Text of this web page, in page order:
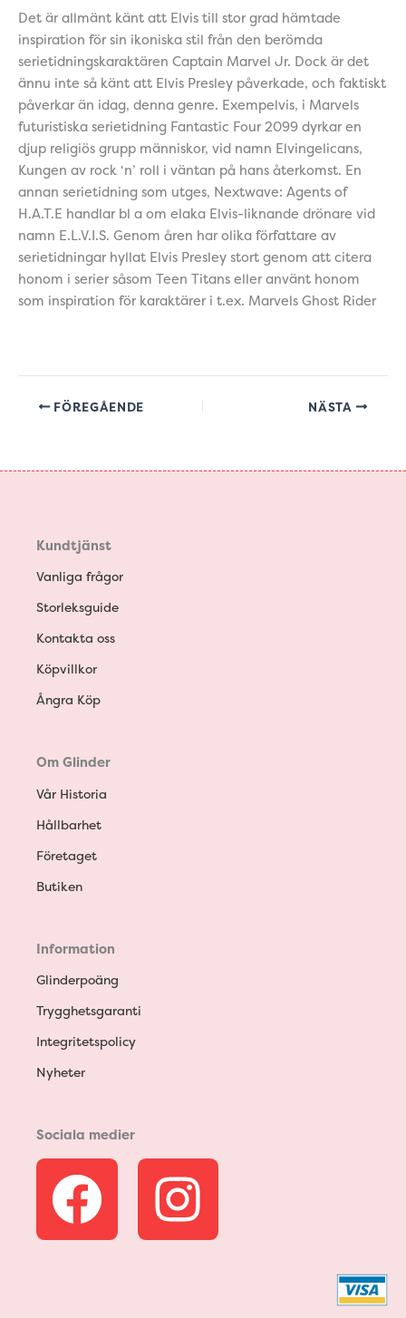
Det är allmänt känt att Elvis till stor grad hämtade
inspiration för sin ikoniska stil från den berömda
serietidningskaraktären Captain Marvel Jr. Dock är det
ännu inte så känt att Elvis Presley påverkade, och faktiskt
påverkar än idag, denna genre. Exempelvis, i Marvels
futuristiska serietidning Fantastic Four 2099 dyrkar en
djup religiös grupp människor, vid namn Elvingelicans,
Kungen av rock ‘n’ roll i väntan på hans återkomst. En
annan serietidning som utges, Nextwave: Agents of
H.A.T.E handlar bl a om elaka Elvis-liknande drönare vid
namn E.L.V.I.S. Genom åren har olika författare av
serietidningar hyllat Elvis Presley stort genom att citera
honom i serier såsom Teen Titans eller använt honom
som inspiration för karaktärer i t.ex. Marvels Ghost Rider
FÖREGÅENDE NÄSTA
Kundtjänst
Vanliga frågor
Storleksguide
Kontakta oss
Köpvillkor
Ångra Köp
Om Glinder
Vår Historia
Hållbarhet
Företaget
Butiken
Information
Glinderpoäng
Trygghetsgaranti
Integritetspolicy
Nyheter
Sociala medier
F
a
I
n